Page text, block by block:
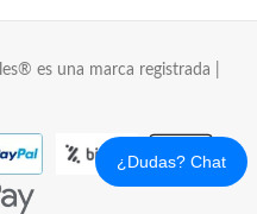
¿Dudas? Chat
es una marca registrada |